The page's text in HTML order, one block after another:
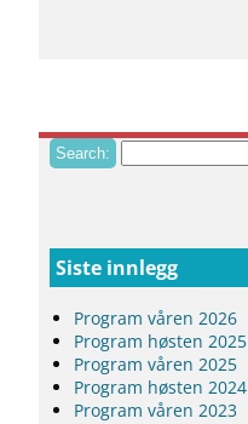
Siste innlegg
Program våren 2026
Program høsten 2025
Program våren 2025
Program høsten 2024
Program våren 2023